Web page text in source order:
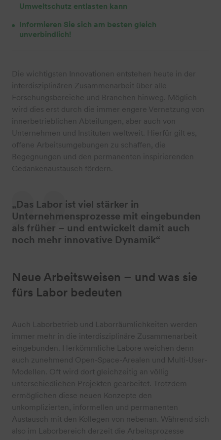
Umweltschutz entlasten kann
Informieren Sie sich am besten gleich
unverbindlich!
Die wichtigsten Innovationen entstehen heute in der
interdisziplinären Zusammenarbeit über alle
Forschungsbereiche und Branchen hinweg. Möglich
wird dies erst durch die immer engere Vernetzung von
innerbetrieblichen Abteilungen, aber auch von
Unternehmen und Instituten weltweit. Hierfür gilt es,
offene Arbeitsumgebungen zu schaffen, die
Begegnungen und den permanenten inspirierenden
Gedankenaustausch fördern.
„Das Labor ist viel stärker in
Unternehmensprozesse mit eingebunden
als früher – und entwickelt damit auch
noch mehr innovative Dynamik“
Neue Arbeitsweisen – und was sie
fürs Labor bedeuten
Auch Laborbetrieb und Laborräumlichkeiten werden
immer mehr in die interdisziplinäre Zusammenarbeit
eingebunden. Herkömmliche Labore weichen denn
auch zunehmend Open-Space-Arealen und Multi-User-
Modellen. Oft wird dort gleichzeitig an völlig
unterschiedlichen Projekten gearbeitet. Trotzdem
ermöglichen diese neuen Konzepte den
unkomplizierten, informellen und permanenten
Austausch mit den Kollegen von nebenan. Während sich
also im Laborbereich derzeit die Arbeitsprozesse